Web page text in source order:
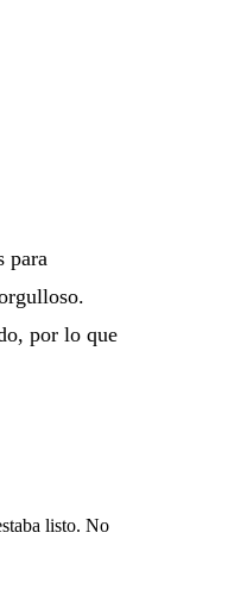
para
por lo que
listo. No